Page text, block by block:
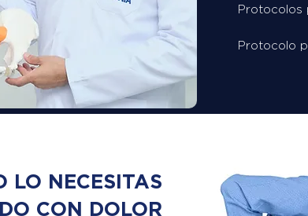
LO NECESITAS
CON DOLOR
Protocolos
Protocolo